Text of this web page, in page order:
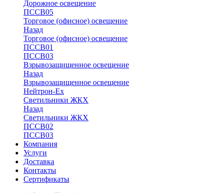
Дорожное освещение
ПССВ05
Торговое (офисное) освещение
Назад
Торговое (офисное) освещение
ПССВ01
ПССВ03
Взрывозащищенное освещение
Назад
Взрывозащищенное освещение
Нейтрон-Ex
Светильники ЖКХ
Назад
Светильники ЖКХ
ПССВ02
ПССВ03
Компания
Услуги
Доставка
Контакты
Сертификаты